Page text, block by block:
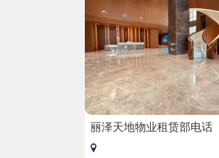
丽泽天地物业租赁部电话